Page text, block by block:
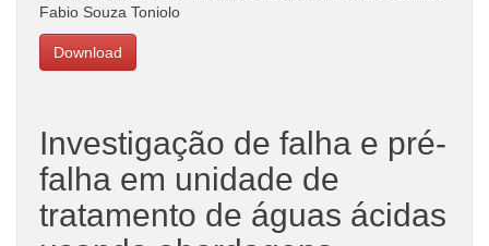
Fabio Souza Toniolo
Download
Investigação de falha e pré-
falha em unidade de
tratamento de águas ácidas